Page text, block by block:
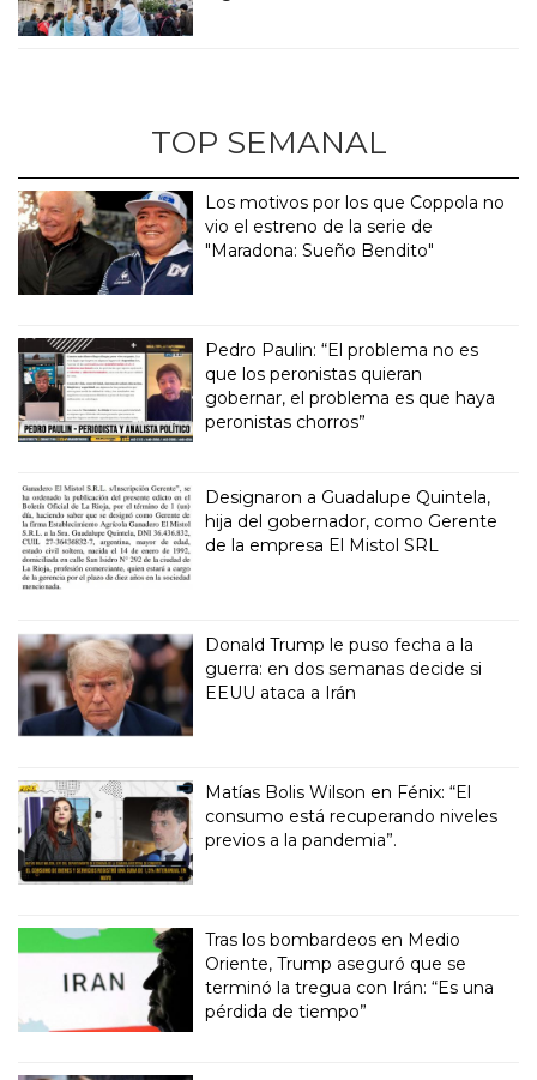
TOP SEMANAL
Los motivos por los que Coppola no
vio el estreno de la serie de
"Maradona: Sueño Bendito"
Pedro Paulin: “El problema no es
que los peronistas quieran
gobernar, el problema es que haya
peronistas chorros”
Designaron a Guadalupe Quintela,
hija del gobernador, como Gerente
de la empresa El Mistol SRL
Donald Trump le puso fecha a la
guerra: en dos semanas decide si
EEUU ataca a Irán
Matías Bolis Wilson en Fénix: “El
consumo está recuperando niveles
previos a la pandemia”.
Tras los bombardeos en Medio
Oriente, Trump aseguró que se
terminó la tregua con Irán: “Es una
pérdida de tiempo”